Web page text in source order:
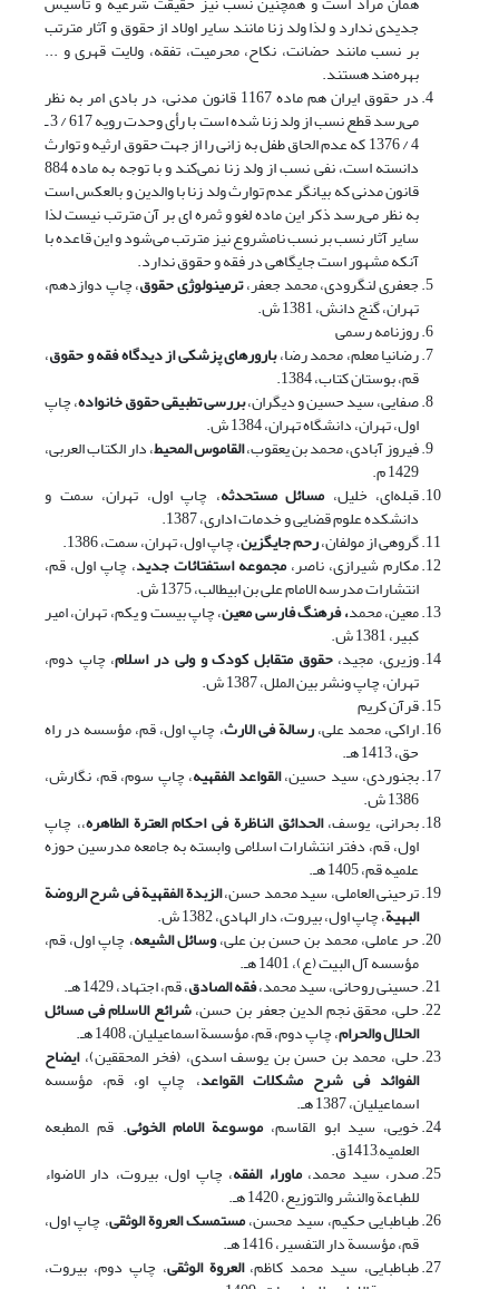
جدیدی ندارد و لذا ولد زنا مانند سایر اولاد از حقوق و آثار مترتب
بر نسب مانند حضانت، نکاح، محرمیت، تفقه، ولایت قهری و ...
بهره‌مند هستند.
در حقوق ایران هم ماده 1167 قانون مدنی، در بادی امر به نظر
می‌رسد قطع نسب از ولد زنا شده است با رأی وحدت رویه 617 / 3 ـ
4 / 1376 که عدم الحاق طفل به زانی را از جهت حقوق ارثیه و توارث
دانسته است، نفی نسب از ولد زنا نمی‌کند و با توجه به ماده 884
قانون مدنی که بیانگر عدم توارث ولد زنا با والدین و بالعکس است
به نظر می‌رسد ذکر این ماده لغو و ثمره ای بر آن مترتب نیست لذا
سایر آثار نسب بر نسب نامشروع نیز مترتب می‌شود و این قاعده با
آنکه مشهور است جایگاهی در فقه و حقوق ندارد.
جعفری لنگرودی، محمد جعفر،ترمینولوژی حقوق، چاپ دوازدهم،
تهران، گنج دانش، 1381 ش.
روزنامه رسمی
رضانیا معلم، محمد رضا،بارورهای پزشکی از دیدگاه فقه و حقوق،
قم، بوستان کتاب، 1384.
صفایی، سید حسین و دیگران،بررسی تطبیقی حقوق خانواده، چاپ
اول، تهران، دانشگاه تهران، 1384 ش.
فیروز آبادی، محمد بن یعقوب،القاموس المحیط، دار الکتاب العربی،
1429 م.
قبله‌ای، خلیل،مسائل مستحدثه، چاپ اول، تهران، سمت و
دانشکده علوم قضایی و خدمات اداری، 1387.
گروهی از مولفان،رحم جایگزین، چاپ اول، تهران، سمت، 1386.
مکارم شیرازی، ناصر،مجموعه استفتائات جدید، چاپ اول، قم،
انتشارات مدرسه الامام علی بن ابیطالب، 1375 ش.
معین، محمد، فرهنگ فارسیمعین، چاپ بیست و یکم، تهران، امیر
کبیر، 1381 ش.
وزیری، مجید،حقوق متقابل کودک و ولی در اسلام، چاپ دوم،
تهران، چاپ ونشر بین الملل، 1387 ش.
قرآن کریم
اراکی، محمد علی،رسالة فی الارث، چاپ اول، قم، مؤسسه در راه
حق، 1413 هـ.
بجنوردی، سید حسین،القواعد الفقهیه، چاپ سوم، قم، نگارش،
1386 ش.
بحرانی، یوسف،الحدائق الناظرة فی احکام العترة الطاهره،، چاپ
اول، قم، دفتر انتشارات اسلامی وابسته به جامعه مدرسین حوزه
علمیه قم، 1405 هـ.
ترحینی العاملی، سید محمد حسن،الزبدة الفقهیة فی شرح الروضة
البهیة، چاپ اول، بیروت، دار الهادی، 1382 ش.
حر عاملی، محمد بن حسن بن علی،وسائل الشیعه، چاپ اول، قم،
مؤسسه آل البیت (ع)، 1401 هـ.
حسینی روحانی، سید محمد،فقه الصادق، قم، اجتهاد، 1429 هـ.
حلی، محقق نجم الدین جعفر بن حسن،شرائع الاسلام فی مسائل
الحلال والحرام، چاپ دوم، قم، مؤسسة اسماعیلیان، 1408 هـ.
حلی، محمد بن حسن بن یوسف اسدی، (فخر المحققین)،ایضاح
الفوائد فی شرح مشکلات القواعد، چاپ او، قم، مؤسسه
اسماعیلیان، 1387 هـ.
خویی، سید ابو القاسم،موسوعة الامام الخوئی. قم ,المطبعه
العلمیه,1413ق.
صدر، سید محمد،ماوراء الفقه، چاپ اول، بیروت، دار الاضواء
للطباعة والنشر والتوزیع، 1420 هـ.
طباطبایی حکیم، سید محسن،مستمسک العروة الوثقی، چاپ اول،
قم، مؤسسة دار التفسیر، 1416 هـ.
طباطبایی، سید محمد کاظم،العروة الوثقی، چاپ دوم، بیروت،